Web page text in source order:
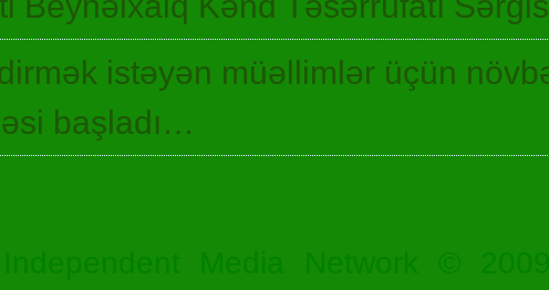
istəyən müəllimlər üçün
başladı…